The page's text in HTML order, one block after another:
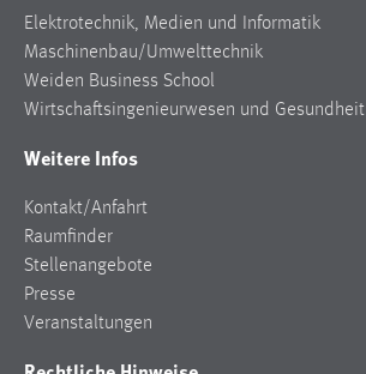
Elektrotechnik, Medien und Informatik
Maschinenbau/Umwelttechnik
Weiden Business School
Wirtschaftsingenieurwesen und Gesundheit
Weitere Infos
Kontakt/Anfahrt
Raumfinder
Stellenangebote
Presse
Veranstaltungen